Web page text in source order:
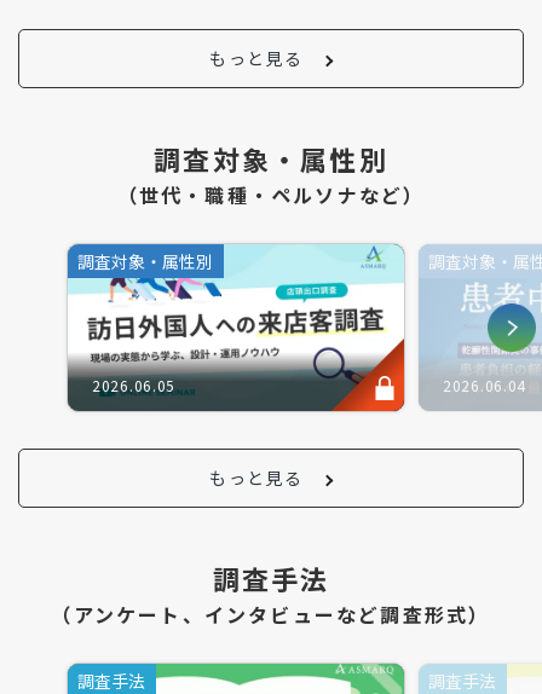
もっと見る
調査対象・属性別
（世代・職種・ペルソナなど）
もっと見る
調査対象・属性別
2026.06.05
調査対象・属
2026.06.04
調査手法
（アンケート、インタビューなど調査形式）
調査手法 調査手法